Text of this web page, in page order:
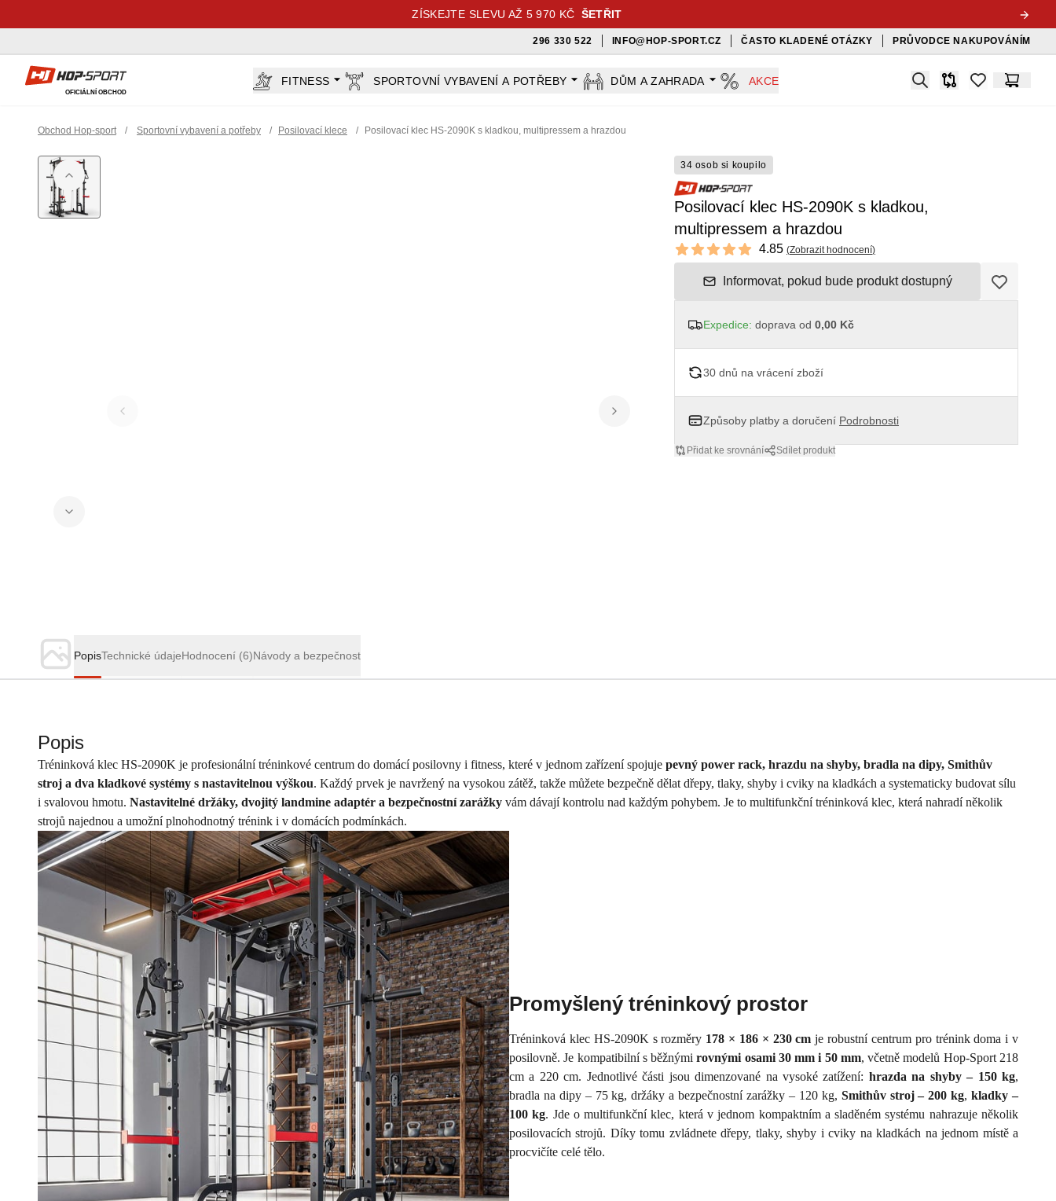
ZÍSKEJTE SLEVU AŽ 5 970 KČ ŠETŘIT
296 330 522 INFO@HOP-SPORT.CZ ČASTO KLADENÉ OTÁZKY PRŮVODCE NAKUPOVÁNÍM
Hop-Sport.cz
OFICIÁLNÍ OBCHOD
FITNESS SPORTOVNÍ VYBAVENÍ A POTŘEBY DŮM A ZAHRADA AKCE Search
Srovnávačitems inKošík
Obchod Hop-sport / Sportovní vybavení a potřeby / Posilovací klece / Posilovací klec HS-2090K s kladkou, multipressem a hrazdou
34 osob si koupilo
Posilovací klec HS-2090K s kladkou,
multipressem a hrazdou
Reviews
4.85 out of 5 stars 4.85 (Zobrazit hodnocení)
Informovat, pokud bude produkt dostupný
Expedice: doprava od 0,00 Kč
30 dnů na vrácení zboží
Způsoby platby a doručení Podrobnosti
Přidat ke srovnání Sdílet produkt
PopisTechnické údajeHodnocení (6)Návody a bezpečnost
Popis
Tréninková klec HS-2090K je profesionální tréninkové centrum do domácí posilovny i fitness, které v jednom zařízení spojuje pevný power rack, hrazdu na shyby, bradla na dipy, Smithův
stroj a dva kladkové systémy s nastavitelnou výškou. Každý prvek je navržený na vysokou zátěž, takže můžete bezpečně dělat dřepy, tlaky, shyby i cviky na kladkách a systematicky budovat sílu
i svalovou hmotu. Nastavitelné držáky, dvojitý landmine adaptér a bezpečnostní zarážky vám dávají kontrolu nad každým pohybem. Je to multifunkční tréninková klec, která nahradí několik
strojů najednou a umožní plnohodnotný trénink i v domácích podmínkách.
Promyšlený tréninkový prostor
Tréninková klec HS-2090K s rozměry 178 × 186 × 230 cm je robustní centrum pro trénink doma i v
posilovně. Je kompatibilní s běžnýmirovnými osami 30 mm i 50 mm, včetně modelů Hop-Sport 218
cm a 220 cm. Jednotlivé části jsou dimenzované na vysoké zatížení: hrazda na shyby – 150 kg,
bradla na dipy – 75 kg, držáky a bezpečnostní zarážky – 120 kg, Smithův stroj – 200 kg,kladky –
100 kg. Jde o multifunkční klec, která v jednom kompaktním a sladěném systému nahrazuje několik
posilovacích strojů. Díky tomu zvládnete dřepy, tlaky, shyby i cviky na kladkách na jednom místě a
procvičíte celé tělo.